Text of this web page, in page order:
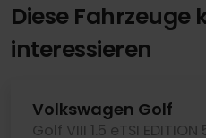
Diese Fahrzeuge
interessieren
Volkswagen Golf